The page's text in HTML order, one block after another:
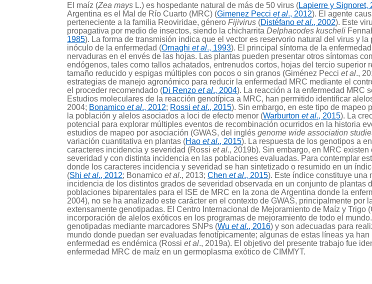
El maíz (Zea mays L.) es hospedante natural de más de 50 virus (Lapierre y Signoret,
Argentina es el Mal de Río Cuarto (MRC) (Gimenez Pecciet al., 2012). El agente
perteneciente a la familia Reoviridae, géneroFijivirus (Distéfanoet al., 2002). Este
propagativa por medio de insectos, siendo la chicharritaDelphacodes kuscheli
1985). La forma de transmisión indica que el vector es reservorio natural del virus y
inóculo de la enfermedad (Ornaghiet al., 1993). El principal síntoma de la
nervaduras en el envés de las hojas. Las plantas pueden presentar otros síntomas
endógenos, tales como tallos achatados, entrenudos cortos, hojas del tercio
tamaño reducido y espigas múltiples con pocos o sin granos (Giménez Pecciet al.,
estrategias de manejo agronómico para reducir la enfermedad MRC mediante el
el proceder recomendado (Di Renzoet al., 2004). La reacción a la enfermedad MRC
Estudios moleculares de la reacción genotípica a MRC, han permitido identificar
2004; Bonamicoet al., 2012; Rossiet al., 2015). Sin embargo, en este tipo de mapeo
la población y alelos asociados a loci de efecto menor (Warburtonet al., 2015). La
potencial para explorar múltiples eventos de recombinación ocurridos en la historia
estudios de mapeo por asociación (GWAS, del inglésgenome wide association
variación cuantitativa en plantas (Haoet al., 2015). La respuesta de los genotipos a
caracteres incidencia y severidad (Rossiet al., 2019b). Sin embargo, en MRC
severidad y con distinta incidencia en las poblaciones evaluadas. Para contemplar
donde los caracteres incidencia y severidad se han sintetizado o resumido en un
(Shiet al., 2012; Bonamicoet al., 2013;Chenet al., 2015). Este índice constituye una
incidencia de los distintos grados de severidad observada en un conjunto de
poblaciones biparentales para el ISE de MRC en la zona de Argentina donde la
2004), no se ha analizado este carácter en el contexto de GWAS, principalmente por
extensamente genotipadas. El Centro Internacional de Mejoramiento de Maíz y Trigo
incorporación de alelos exóticos en los programas de mejoramiento de todo el
genotipadas mediante marcadores SNPs (Wuet al., 2016) y son adecuadas para
mundo donde puedan ser evaluadas fenotípicamente; algunas de estas líneas ya
enfermedad es endémica (Rossiet al., 2019a). El objetivo del presente trabajo fue
enfermedad MRC de maíz en un germoplasma exótico de CIMMYT.